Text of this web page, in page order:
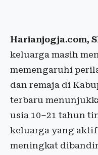
Harianjogja.com,
keluarga masih
memengaruhi
dan remaja di
terbaru
usia 10–21 tahun
keluarga yang
meningkat